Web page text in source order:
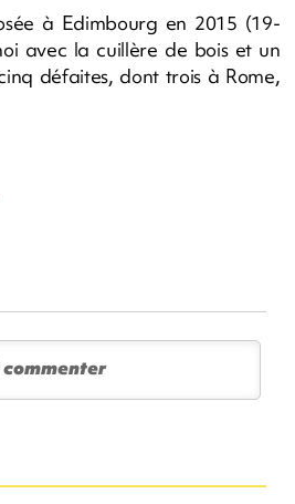
à Edimbourg en 2015 (19-
avec la cuillère de bois et un
défaites, dont trois à Rome,